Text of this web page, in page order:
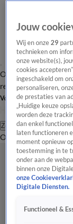
Overzicht Laatste
redactie
Volg Hart van Nederland
Zoeken
OverzichtRegio
Jouw
Wij en onze29
technieken om
onze website(s),
cookies
ingeschakeld om
personaliseren,
de prestaties van
„Huidige keuze
worden deze
dan enkel
laten functioneren
moment opnieuw
toestemming in te
onder aan de
binnen onze
onze
Digitale Diensten.
Functioneel &